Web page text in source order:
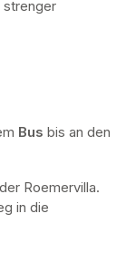
strenger
Bus bis an den
Roemervilla.
in die